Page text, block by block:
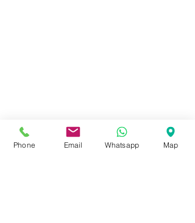
Phone Email Whatsapp Map